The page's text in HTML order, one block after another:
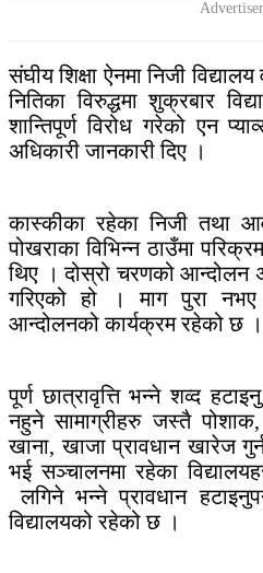
संघीय शिक्षा ऐनमा निजी
नितिका विरुद्धमा शुक्रबार
शान्तिपूर्ण विरोध गरेको एन
अधिकारी जानकारी दिए ।
कास्कीका रहेका निजी तथा
पोखराका विभिन्न ठाउँमा
थिए । दोस्रो चरणको आन्दोलन
गरिएको हो । माग पुरा नभए
आन्दोलनको कार्यक्रम रहेको छ ।
पूर्ण छात्रावृत्ति भन्ने शव्द
नहुने सामाग्रीहरु जस्तै पोशाक,
खाना, खाजा प्रावधान खारेज
भई सञ्चालनमा रहेका
लगिने भन्ने प्रावधान
विद्यालयको रहेको छ ।